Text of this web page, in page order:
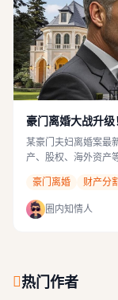
豪门离婚大战升
某豪门夫妇离婚案最
产、股权、海外资产
豪门离婚
财产分
圈内知情人
热门作者